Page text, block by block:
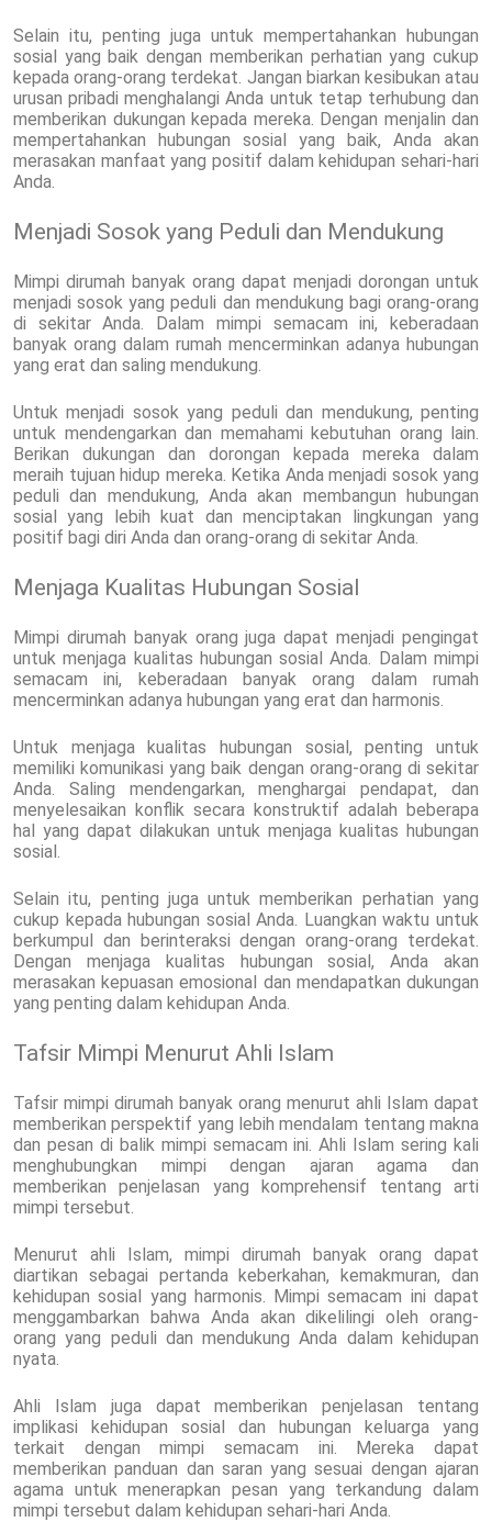
Selain itu, penting juga untuk mempertahankan hubungan
sosial yang baik dengan memberikan perhatian yang cukup
kepada orang-orang terdekat. Jangan biarkan kesibukan atau
urusan pribadi menghalangi Anda untuk tetap terhubung dan
memberikan dukungan kepada mereka. Dengan menjalin dan
mempertahankan hubungan sosial yang baik, Anda akan
merasakan manfaat yang positif dalam kehidupan sehari-hari
Anda.
Menjadi Sosok yang Peduli dan Mendukung
Mimpi dirumah banyak orang dapat menjadi dorongan untuk
menjadi sosok yang peduli dan mendukung bagi orang-orang
di sekitar Anda. Dalam mimpi semacam ini, keberadaan
banyak orang dalam rumah mencerminkan adanya hubungan
yang erat dan saling mendukung.
Untuk menjadi sosok yang peduli dan mendukung, penting
untuk mendengarkan dan memahami kebutuhan orang lain.
Berikan dukungan dan dorongan kepada mereka dalam
meraih tujuan hidup mereka. Ketika Anda menjadi sosok yang
peduli dan mendukung, Anda akan membangun hubungan
sosial yang lebih kuat dan menciptakan lingkungan yang
positif bagi diri Anda dan orang-orang di sekitar Anda.
Menjaga Kualitas Hubungan Sosial
Mimpi dirumah banyak orang juga dapat menjadi pengingat
untuk menjaga kualitas hubungan sosial Anda. Dalam mimpi
semacam ini, keberadaan banyak orang dalam rumah
mencerminkan adanya hubungan yang erat dan harmonis.
Untuk menjaga kualitas hubungan sosial, penting untuk
memiliki komunikasi yang baik dengan orang-orang di sekitar
Anda. Saling mendengarkan, menghargai pendapat, dan
menyelesaikan konflik secara konstruktif adalah beberapa
hal yang dapat dilakukan untuk menjaga kualitas hubungan
sosial.
Selain itu, penting juga untuk memberikan perhatian yang
cukup kepada hubungan sosial Anda. Luangkan waktu untuk
berkumpul dan berinteraksi dengan orang-orang terdekat.
Dengan menjaga kualitas hubungan sosial, Anda akan
merasakan kepuasan emosional dan mendapatkan dukungan
yang penting dalam kehidupan Anda.
Tafsir Mimpi Menurut Ahli Islam
Tafsir mimpi dirumah banyak orang menurut ahli Islam dapat
memberikan perspektif yang lebih mendalam tentang makna
dan pesan di balik mimpi semacam ini. Ahli Islam sering kali
menghubungkan mimpi dengan ajaran agama dan
memberikan penjelasan yang komprehensif tentang arti
mimpi tersebut.
Menurut ahli Islam, mimpi dirumah banyak orang dapat
diartikan sebagai pertanda keberkahan, kemakmuran, dan
kehidupan sosial yang harmonis. Mimpi semacam ini dapat
menggambarkan bahwa Anda akan dikelilingi oleh orang-
orang yang peduli dan mendukung Anda dalam kehidupan
nyata.
Ahli Islam juga dapat memberikan penjelasan tentang
implikasi kehidupan sosial dan hubungan keluarga yang
terkait dengan mimpi semacam ini. Mereka dapat
memberikan panduan dan saran yang sesuai dengan ajaran
agama untuk menerapkan pesan yang terkandung dalam
mimpi tersebut dalam kehidupan sehari-hari Anda.